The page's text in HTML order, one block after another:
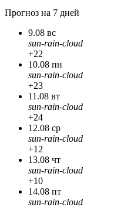
Прогноз на 7 дней
9.08 вс
sun-rain-cloud
+22
10.08 пн
sun-rain-cloud
+23
11.08 вт
sun-rain-cloud
+24
12.08 ср
sun-rain-cloud
+12
13.08 чт
sun-rain-cloud
+10
14.08 пт
sun-rain-cloud